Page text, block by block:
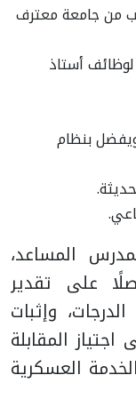
من جامعة معترف
أستاذ
بنظام
المساعد،
على تقدير
وإثبات
اجتياز المقابلة
العسكرية